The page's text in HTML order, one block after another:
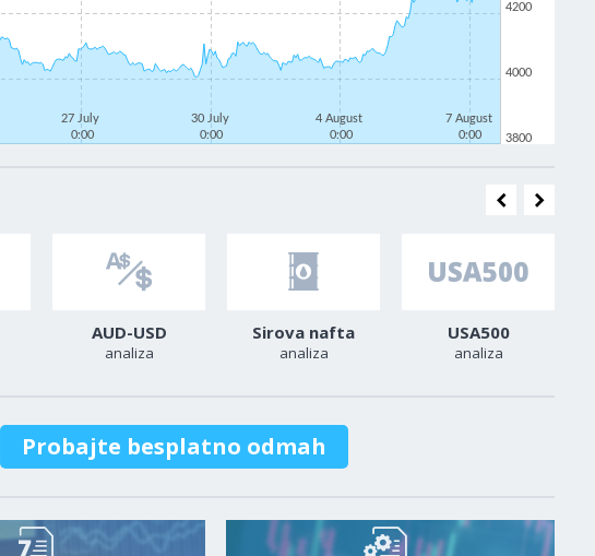
27 July
0:00
30 July
0:00
4 August
0:00
7 August
0:00
3800
4000
4200
AUD-USD
analiza
Sirova nafta
analiza
USA500
analiza
Probajte besplatno odmah